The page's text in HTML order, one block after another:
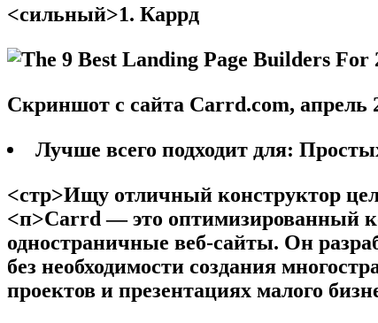
<сильный>1. Каррд
Скриншот с сайта Carrd.com, апрель
Лучше всего подходит для:
<стр>Ищу отличный конструктор
<п>Carrd — это оптимизированный
одностраничные веб-сайты. Он
без необходимости создания
проектов и презентациях малого